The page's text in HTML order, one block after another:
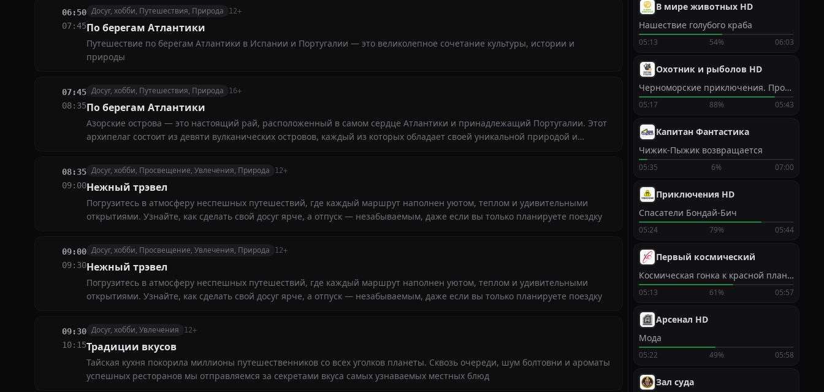
06:50
07:45
Досуг, хобби, Путешествия, Природа 12+
По берегам Атлантики
Путешествие по берегам Атлантики в Испании и Португалии — это великолепное сочетание культуры, истории и
природы
07:45
08:35
Досуг, хобби, Путешествия, Природа 16+
По берегам Атлантики
Азорские острова — это настоящий рай, расположенный в самом сердце Атлантики и принадлежащий Португалии. Этот
архипелаг состоит из девяти вулканических островов, каждый из которых обладает своей уникальной природой и
08:35
09:00
Досуг, хобби, Просвещение, Увлечения, Природа 12+
Нежный трэвел
Погрузитесь в атмосферу неспешных путешествий, где каждый маршрут наполнен уютом, теплом и удивительными
открытиями. Узнайте, как сделать свой досуг ярче, а отпуск — незабываемым, даже если вы только планируете поездку
09:00
09:30
Досуг, хобби, Просвещение, Увлечения, Природа 12+
Нежный трэвел
Погрузитесь в атмосферу неспешных путешествий, где каждый маршрут наполнен уютом, теплом и удивительными
открытиями. Узнайте, как сделать свой досуг ярче, а отпуск — незабываемым, даже если вы только планируете поездку
09:30
10:15
Досуг, хобби, Увлечения 12+
Традиции вкусов
Тайская кухня покорила миллионы путешественников со всех уголков планеты. Сквозь очереди, шум болтовни и ароматы
успешных ресторанов мы отправляемся за секретами вкуса самых узнаваемых местных блюд
В мире животных HD
Нашествие голубого краба
05:13 54% 06:03
Охотник и рыболов HD
Черноморские приключения. Продолжение
05:17 88% 05:43
Капитан Фантастика
Чижик-Пыжик возвращается
05:35 6% 07:00
Приключения HD
Спасатели Бондай-Бич
05:24 79% 05:44
Первый космический
Космическая гонка к красной планете
05:13 61% 05:57
Арсенал HD
Мода
05:22 49% 05:58
Зал суда